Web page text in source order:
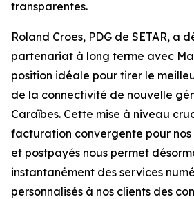
transparentes.
Roland Croes, PDG de SETAR, a
partenariat à long terme avec
position idéale pour tirer le
de la connectivité de nouvelle
Caraïbes. Cette mise à niveau
facturation convergente pour nos
et postpayés nous permet
instantanément des services
personnalisés à nos clients des